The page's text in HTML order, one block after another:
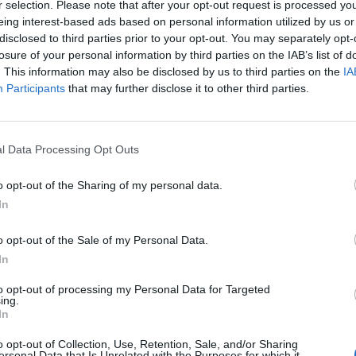
selection. Please note that after your opt-out request is processed
interest-based ads based on personal information utilized by us
to third parties prior to your opt-out. You may separately
of your personal information by third parties on the IAB’s list of
This information may also be disclosed by us to third parties on the
Participants that may further disclose it to other third parties.
Data Processing Opt Outs
opt-out of the Sharing of my personal data.
opt-out of the Sale of my Personal Data.
opt-out of processing my Personal Data for Targeted
opt-out of Collection, Use, Retention, Sale, and/or Sharing
proti
Ukrajina
Župan dal kamero tajnici
pod mizo: Sumil je, da se v
Trump
ZDA:
o
skladiščih streliva in grozi
skoraj ves
arzenal,